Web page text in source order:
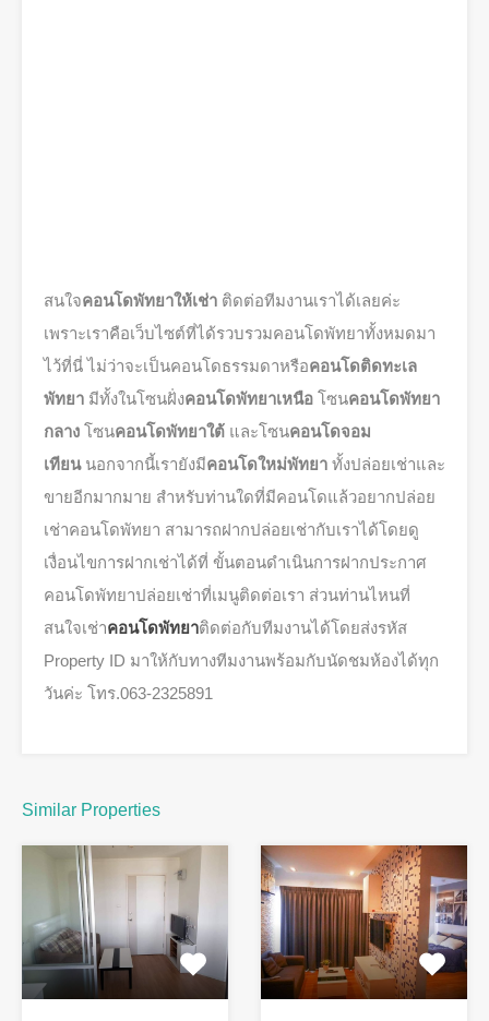
สนใจคอนโดพัทยาให้เช่า ติดต่อทีมงานเราได้เลยค่ะ
เพราะเราคือเว็บไซต์ที่ได้รวบรวมคอนโดพัทยาทั้งหมดมา
ไว้ที่นี่ ไม่ว่าจะเป็นคอนโดธรรมดาหรือคอนโดติดทะเล
พัทยา มีทั้งในโซนฝั่งคอนโดพัทยาเหนือ โซนคอนโดพัทยา
กลาง โซนคอนโดพัทยาใต้ และโซนคอนโดจอม
เทียน นอกจากนี้เรายังมีคอนโดใหม่พัทยา ทั้งปล่อยเช่าและ
ขายอีกมากมาย สำหรับท่านใดที่มีคอนโดแล้วอยากปล่อย
เช่าคอนโดพัทยา สามารถฝากปล่อยเช่ากับเราได้โดยดู
เงื่อนไขการฝากเช่าได้ที่ ขั้นตอนดำเนินการฝากประกาศ
คอนโดพัทยาปล่อยเช่าที่เมนูติดต่อเรา ส่วนท่านไหนที่
สนใจเช่าคอนโดพัทยาติดต่อกับทีมงานได้โดยส่งรหัส
Property ID มาให้กับทางทีมงานพร้อมกับนัดชมห้องได้ทุก
วันค่ะ โทร.063-2325891
Similar Properties